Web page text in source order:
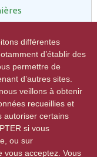
différentes
d’établir des
permettre de
d’autres sites.
veillons à obtenir
recueillies et
autoriser certains
si vous
ou sur
vous acceptez. Vous